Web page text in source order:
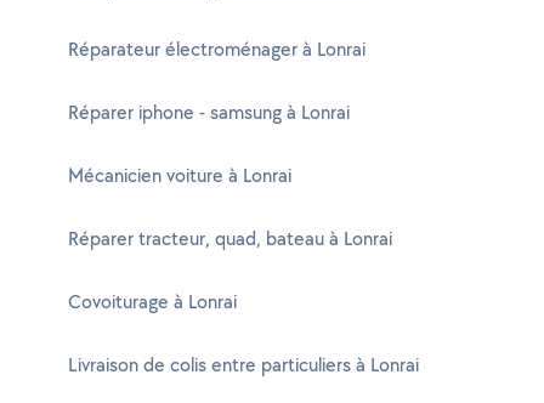
Réparateur électroménager à Lonrai
Réparer iphone - samsung à Lonrai
Mécanicien voiture à Lonrai
Réparer tracteur, quad, bateau à Lonrai
Covoiturage à Lonrai
Livraison de colis entre particuliers à Lonrai